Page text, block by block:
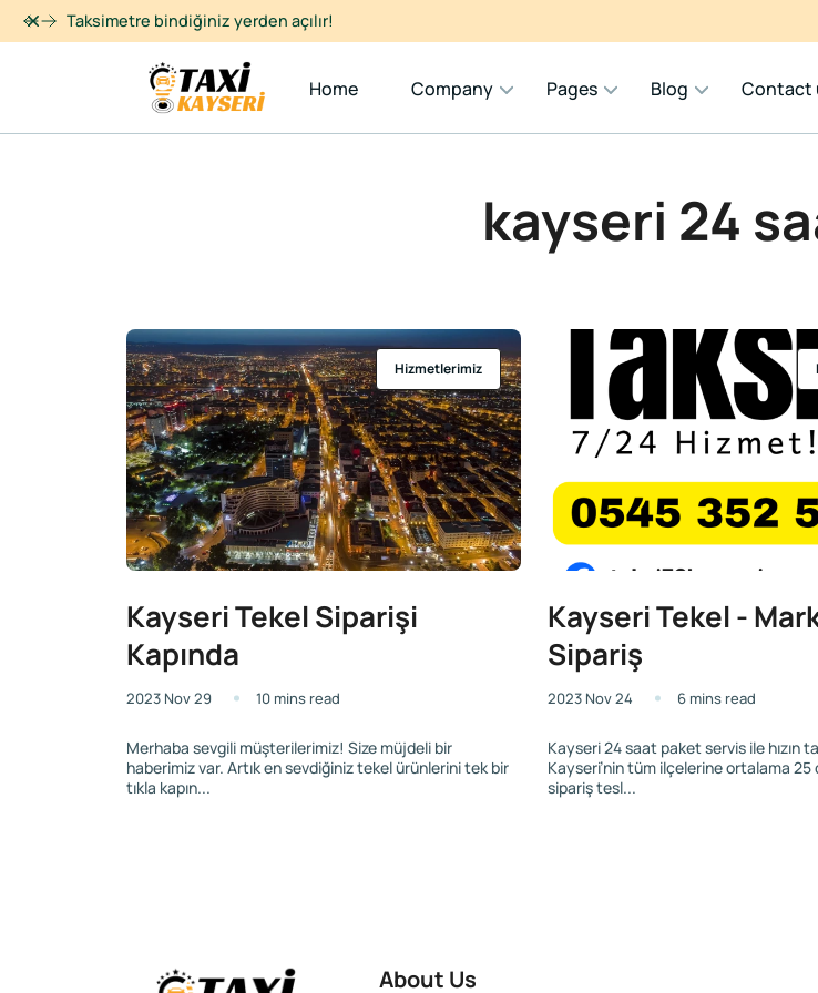
Taksimetre bindiğiniz yerden açılır!
Dismiss
Home Company Pages Blog Contact
kayseri 24
Hizmetlerimiz
Kayseri Tekel Siparişi
Kapında
2023 Nov 29 10 mins read
Merhaba sevgili müşterilerimiz! Size müjdeli bir
haberimiz var. Artık en sevdiğiniz tekel ürünlerini tek bir
tıkla kapın...
Kayseri Tekel -
Sipariş
2023 Nov 24 6 mins read
Kayseri 24 saat paket servis ile hızın
Kayseri’nin tüm ilçelerine ortalama 25
sipariş tesl...
About Us